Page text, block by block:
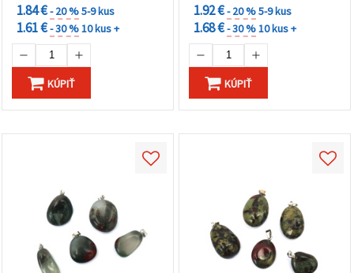
1.84 €- 20 %5-9 kus
1.61 €- 30 %10 kus +
KÚPIŤ
1.92 €- 20 %5-9 kus
1.68 €- 30 %10 kus +
KÚPIŤ